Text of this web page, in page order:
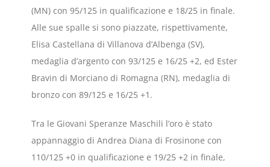
(MN) con 95/125 in qualificazione e 18/25 in finale.
Alle sue spalle si sono piazzate, rispettivamente,
Elisa Castellana di Villanova d’Albenga (SV),
medaglia d’argento con 93/125 e 16/25 +2, ed Ester
Bravin di Morciano di Romagna (RN), medaglia di
bronzo con 89/125 e 16/25 +1.
Tra le Giovani Speranze Maschili l’oro è stato
appannaggio di Andrea Diana di Frosinone con
110/125 +0 in qualificazione e 19/25 +2 in finale,